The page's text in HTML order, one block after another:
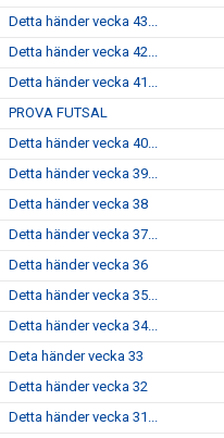
Detta händer vecka 43...
Detta händer vecka 42...
Detta händer vecka 41...
PROVA FUTSAL
Detta händer vecka 40...
Detta händer vecka 39...
Detta händer vecka 38
Detta händer vecka 37...
Detta händer vecka 36
Detta händer vecka 35...
Detta händer vecka 34...
Deta händer vecka 33
Detta händer vecka 32
Detta händer vecka 31...